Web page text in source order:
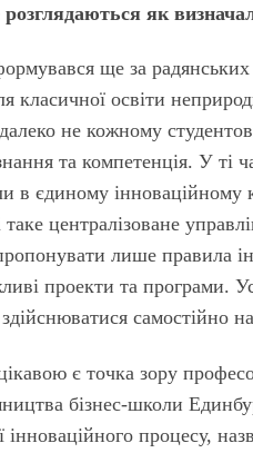
розглядаються як
ще за
класичної освіти
не кожному
та компетенція. У ті
в єдиному інноваційному
централізоване
лише правила
проекти та програми.
самостійно
є точка зору
бізнес-школи
інноваційного процесу,